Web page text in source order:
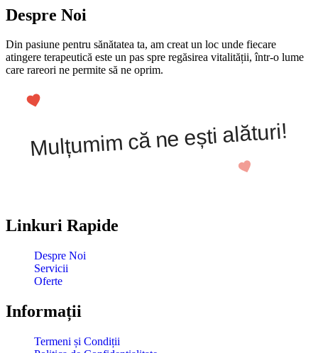
Despre Noi
Din pasiune pentru sănătatea ta, am creat un loc unde fiecare
atingere terapeutică este un pas spre regăsirea vitalității, într-o lume
care rareori ne permite să ne oprim.
Mulțumim că ne ești alături!
Linkuri Rapide
Despre Noi
Servicii
Oferte
Informații
Termeni și Condiții